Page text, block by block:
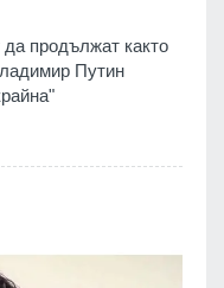
продължат както
Путин